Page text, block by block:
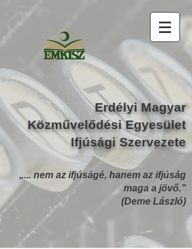
Erdélyi Magyar
Közművelődési Egyesület
Ifjúsági Szervezete
„... nem az ifjúságé, hanem az ifjúság
maga a jövő.”
(Deme László)